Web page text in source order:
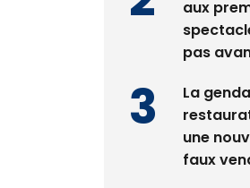
aux
pas
La
une
faux